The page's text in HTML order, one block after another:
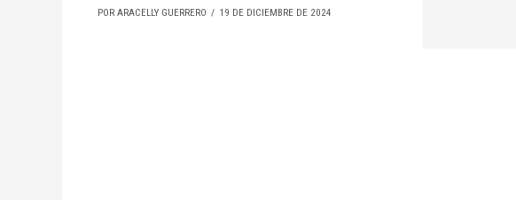
POR ARACELLY GUERRERO 19 DE DICIEMBRE DE 2024